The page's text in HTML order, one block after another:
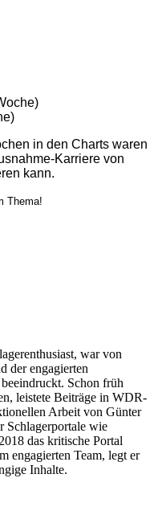
in den Charts waren
Karriere von
kann.
Thema!
war von
der engagierten
Schon früh
leistete Beiträge in WDR-
Arbeit von Günter
Schlagerportale wie
das kritische Portal
engagierten Team, legt er
Inhalte.